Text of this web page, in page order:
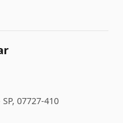
07727-410